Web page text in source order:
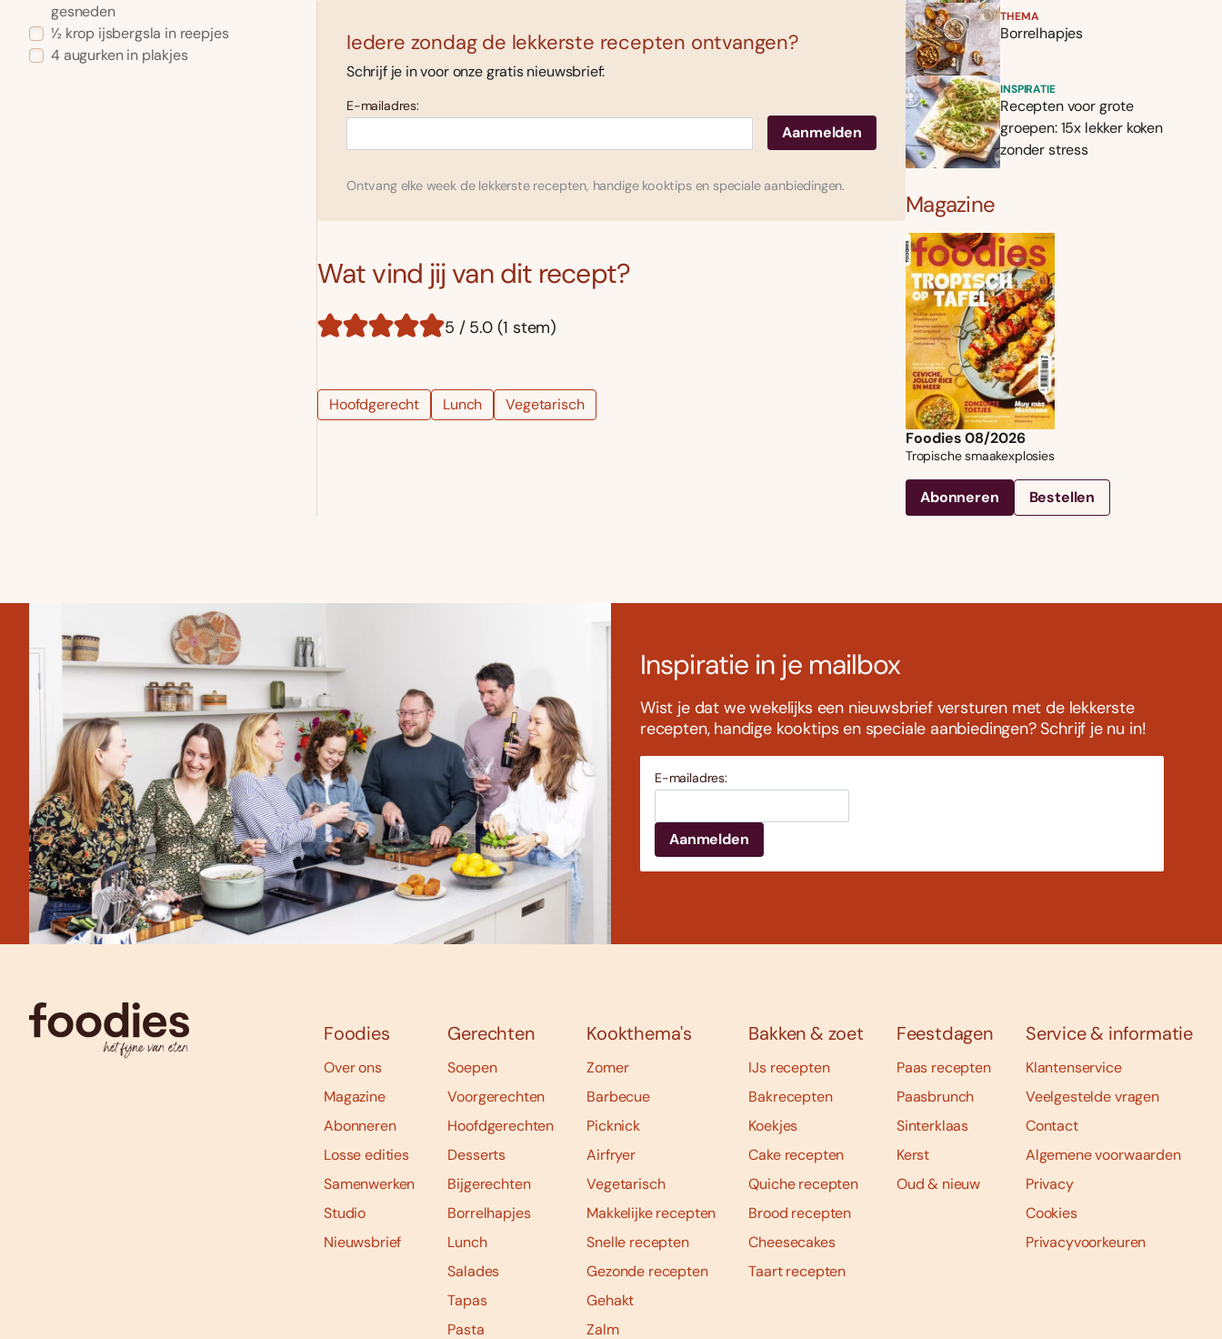
gesneden
½ krop ijsbergsla in reepjes
4 augurken in plakjes
Iedere zondag de lekkerste recepten ontvangen?
Schrijf je in voor onze gratis nieuwsbrief:
E-mailadres:
Ontvang elke week de lekkerste recepten, handige kooktips en speciale aanbiedingen.
Wat vind jij van dit recept?
5 / 5.0 (1 stem)
Hoofdgerecht Lunch Vegetarisch
THEMA
Borrelhapjes
INSPIRATIE
Recepten voor grote
groepen: 15x lekker koken
zonder stress
Magazine
Foodies 08/2026
Tropische smaakexplosies
Abonneren Bestellen
Inspiratie in je mailbox
Wist je dat we wekelijks een nieuwsbrief versturen met de lekkerste
recepten, handige kooktips en speciale aanbiedingen? Schrijf je nu in!
E-mailadres:
Foodies
Over ons
Magazine
Abonneren
Losse edities
Samenwerken
Studio
Nieuwsbrief
Gerechten
Soepen
Voorgerechten
Hoofdgerechten
Desserts
Bijgerechten
Borrelhapjes
Lunch
Salades
Tapas
Pasta
Kookthema's
Zomer
Barbecue
Picknick
Airfryer
Vegetarisch
Makkelijke recepten
Snelle recepten
Gezonde recepten
Gehakt
Zalm
Bakken & zoet
IJs recepten
Bakrecepten
Koekjes
Cake recepten
Quiche recepten
Brood recepten
Cheesecakes
Taart recepten
Feestdagen
Paas recepten
Paasbrunch
Sinterklaas
Kerst
Oud & nieuw
Service & informatie
Klantenservice
Veelgestelde vragen
Contact
Algemene voorwaarden
Privacy
Cookies
Privacyvoorkeuren